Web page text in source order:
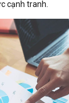
cạnh tranh.